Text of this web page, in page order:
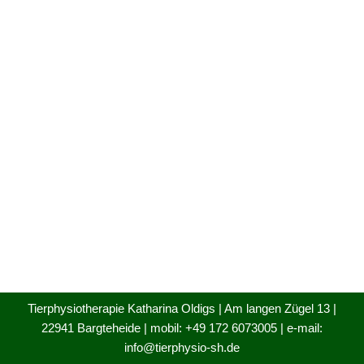
Tierphysiotherapie Katharina Oldigs | Am langen Zügel 13 |
22941 Bargteheide | mobil: +49 172 6073005 | e-mail:
info@tierphysio-sh.de